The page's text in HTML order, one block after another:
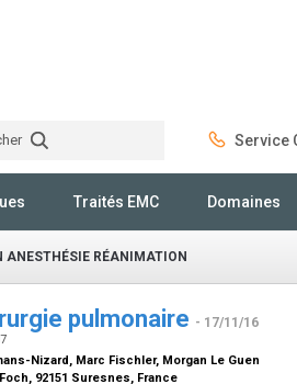
Service
Traités EMC Domaines
ANESTHÉSIE RÉANIMATION
pulmonaire - 17/11/16
Nizard, Marc Fischler, Morgan Le Guen
92151 Suresnes, France